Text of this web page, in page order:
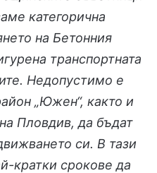
категорична
на Бетонния
транспортната
Недопустимо е
„Южен“, както и
Пловдив, да бъдат
си. В тази
кратки срокове да